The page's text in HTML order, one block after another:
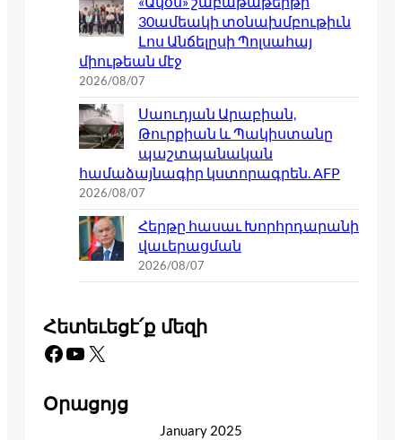
30ամեակի տօնախմբութիւն
Լոս Անճելըսի Պոլսահայ
միութեան մէջ
2026/08/07
Սաուդյան Արաբիան,
Թուրքիան և Պակիստանը
պաշտպանական
համաձայնագիր կստորագրեն. AFP
2026/08/07
Հերթը հասաւ Խորհրդարանի
վաւերացման
2026/08/07
Հետեւեցէ՛ք մեզի
Facebook YouTube X
Օրացոյց
January 2025